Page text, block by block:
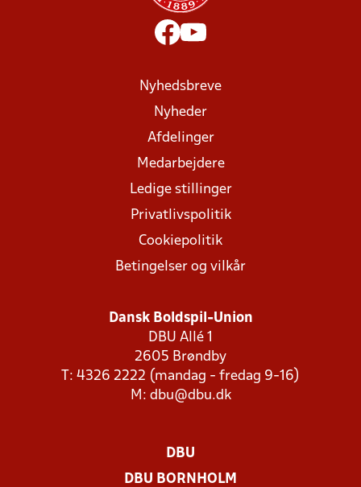
Nyhedsbreve
Nyheder
Afdelinger
Medarbejdere
Ledige stillinger
Privatlivspolitik
Cookiepolitik
Betingelser og vilkår
Dansk Boldspil-Union
DBU Allé 1
2605 Brøndby
T: 4326 2222 (mandag - fredag 9-16)
M: dbu@dbu.dk
DBU
DBU BORNHOLM